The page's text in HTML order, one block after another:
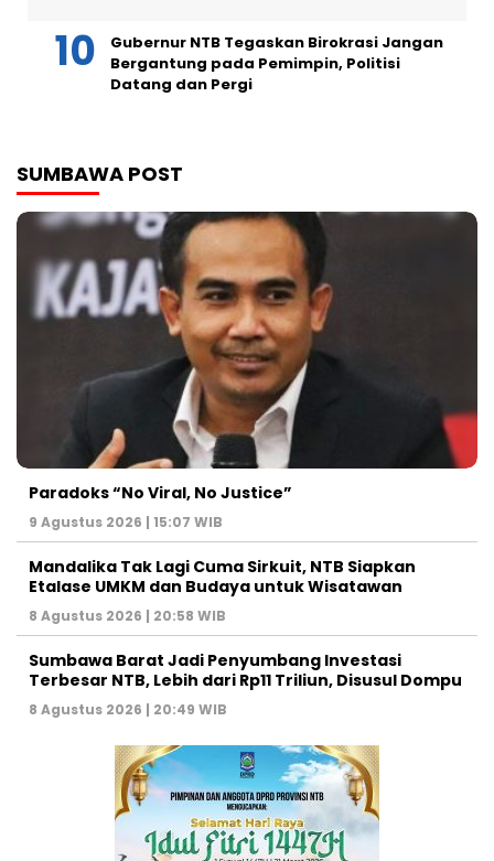
Gubernur NTB Tegaskan Birokrasi Jangan
Bergantung pada Pemimpin, Politisi
Datang dan Pergi
SUMBAWA POST
Paradoks “No Viral, No Justice”
9 Agustus 2026 | 15:07 WIB
Mandalika Tak Lagi Cuma Sirkuit, NTB Siapkan
Etalase UMKM dan Budaya untuk Wisatawan
8 Agustus 2026 | 20:58 WIB
Sumbawa Barat Jadi Penyumbang Investasi
Terbesar NTB, Lebih dari Rp11 Triliun, Disusul Dompu
8 Agustus 2026 | 20:49 WIB